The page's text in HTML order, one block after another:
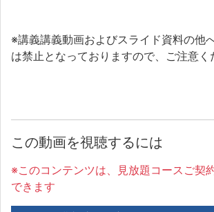
※講義講義動画およびスライド資料の他
は禁止となっておりますので、ご注意く
この動画を視聴するには
※このコンテンツは、見放題コースご契
できます